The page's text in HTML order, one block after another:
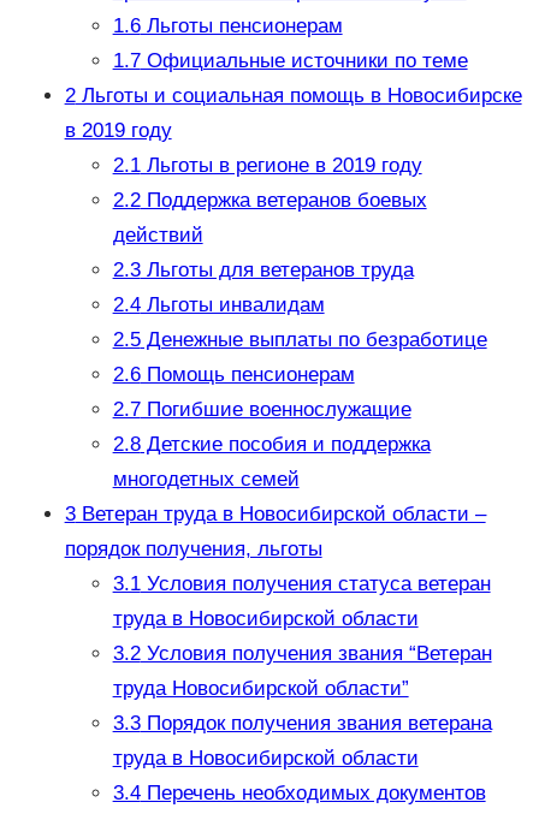
1.6Льготы пенсионерам
1.7Официальные источники по теме
2Льготы и социальная помощь в Новосибирске
в 2019 году
2.1Льготы в регионе в 2019 году
2.2Поддержка ветеранов боевых
действий
2.3Льготы для ветеранов труда
2.4Льготы инвалидам
2.5Денежные выплаты по безработице
2.6Помощь пенсионерам
2.7Погибшие военнослужащие
2.8Детские пособия и поддержка
многодетных семей
3Ветеран труда в Новосибирской области –
порядок получения, льготы
3.1Условия получения статуса ветеран
труда в Новосибирской области
3.2Условия получения звания “Ветеран
труда Новосибирской области”
3.3Порядок получения звания ветерана
труда в Новосибирской области
3.4Перечень необходимых документов